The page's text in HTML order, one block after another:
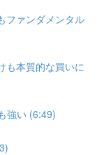
ファンダメンタル
も本質的な買いに
強い (6:49)